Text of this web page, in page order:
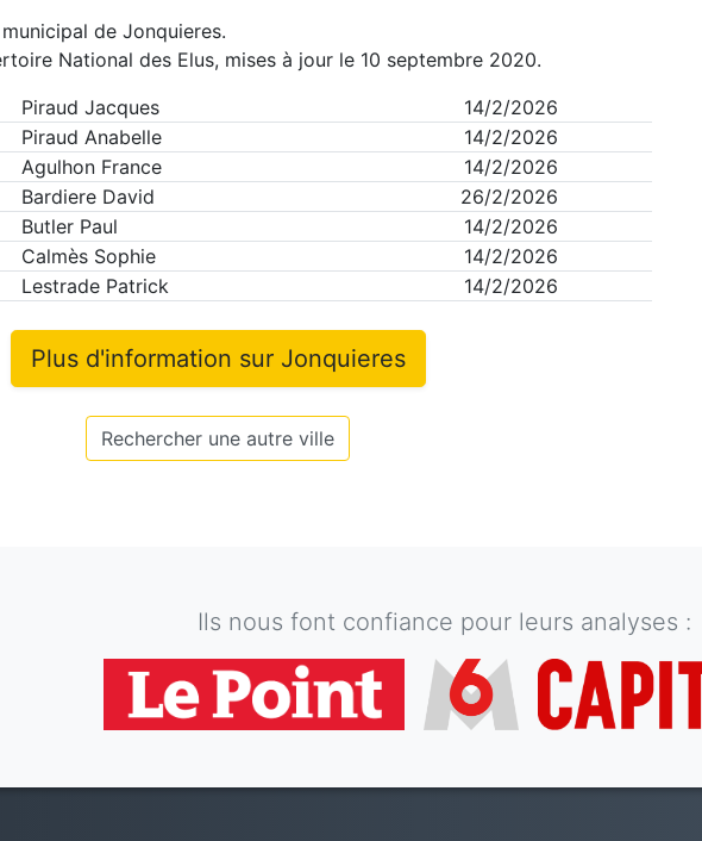
de Jonquieres.
National des Elus, mises à jour le 10 septembre 2020.
Piraud Jacques
14/2/2026
Piraud Anabelle
14/2/2026
Agulhon France
14/2/2026
Bardiere David
26/2/2026
Butler Paul
14/2/2026
Calmès Sophie
14/2/2026
Lestrade Patrick 14/2/2026
Plus d'information sur Jonquieres
Rechercher une autre ville
Ils nous font confiance pour leurs analyses :